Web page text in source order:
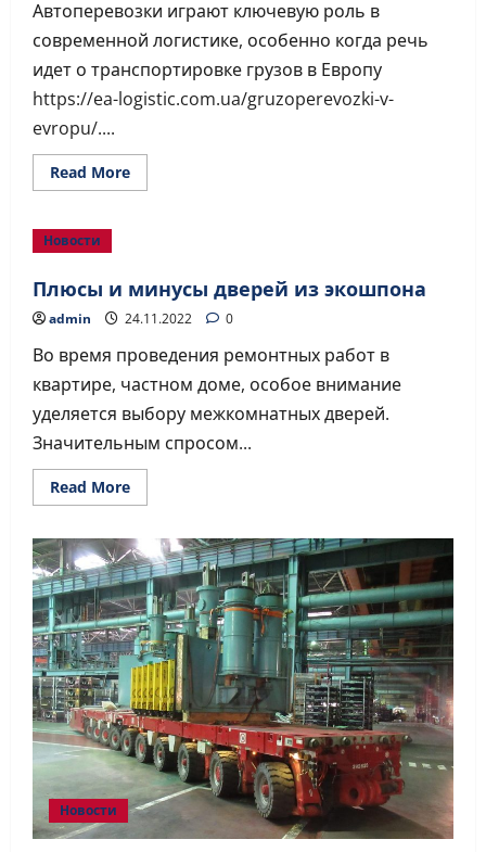
Автоперевозки играют ключевую роль в
современной логистике, особенно когда речь
идет о транспортировке грузов в Европу
https://ea-logistic.com.ua/gruzoperevozki-v-
evropu/....
Read MoreRead
more
EA-
LOGISTIC
Новости
Плюсы и минусы дверей из экошпона
admin 24.11.2022 0
Во время проведения ремонтных работ в
квартире, частном доме, особое внимание
уделяется выбору межкомнатных дверей.
Значительным спросом...
Read MoreRead
more
и
минусы
дверей
из
экошпона
Новости